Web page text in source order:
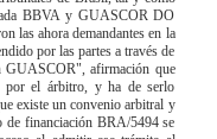
BBVA y GUASCOR DO
las ahora demandantes en la
por las partes a través de
GUASCOR", afirmación que
por el árbitro, y ha de serlo
existe un convenio arbitral y
de financiación BRA/5494 se